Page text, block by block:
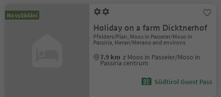
Na vyžádání
Holiday on a farm Dicktnerhof
Pfelders/Plan, Moos in Passeier/Moso in
Passiria, Meran/Merano and environs
7.9 km z Moos in Passeier/Moso in
Passiria centrum
Südtirol Guest Pass